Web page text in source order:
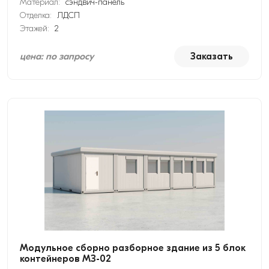
Материал: сэндвич-панель
Отделка: ЛДСП
Этажей: 2
цена: по запросу Заказать
Модульное сборно разборное здание из 5 блок
контейнеров МЗ-02